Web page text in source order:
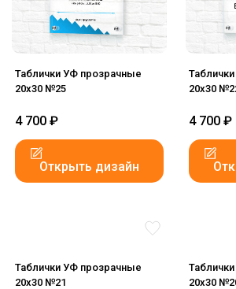
Таблички УФ прозрачные
20x30 №25
4 700 ₽
Открыть дизайн
20x30
4 700 ₽
Таблички УФ прозрачные
20x30 №21
20x30